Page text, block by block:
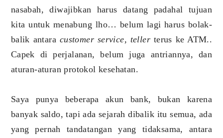
nasabah, diwajibkan harus datang padahal tujuan
kita untuk menabung lho… belum lagi harus bolak-
balik antara customer service, teller terus ke ATM..
Capek di perjalanan, belum juga antriannya, dan
aturan-aturan protokol kesehatan.
Saya punya beberapa akun bank, bukan karena
banyak saldo, tapi ada sejarah dibalik itu semua, ada
yang pernah tandatangan yang tidaksama, antara